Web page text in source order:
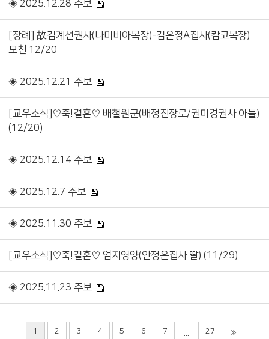
◈ 2025.12.28 주보
[장례] 故김계선권사(나미비아목장)-김은정A집사(캄코목장)
모친 12/20
◈ 2025.12.21 주보
[교우소식]♡축!결혼♡ 배철원군(배정진장로/권미경권사 아들)
(12/20)
◈ 2025.12.14 주보
◈ 2025.12.7 주보
◈ 2025.11.30 주보
[교우소식]♡축!결혼♡ 엄지영양(안정은집사 딸) (11/29)
◈ 2025.11.23 주보
1 2 3 4 5 6 7 27